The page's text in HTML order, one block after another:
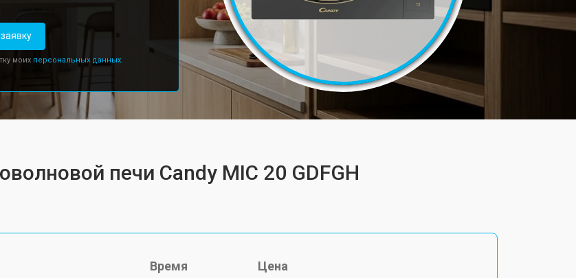
моих персональных данных.
печи Candy MIC 20 GDFGH
Время Цена